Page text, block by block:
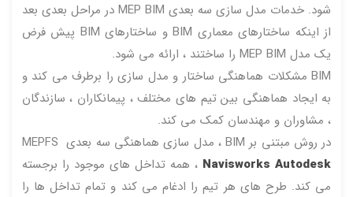
شود. خدمات مدل سازی سه بعدی MEP BIM در مراحل بعدی بعد
از اینکه ساختارهای معماری BIM و ساختارهای BIM پیش فرض
یک مدل MEP BIM را ساختند ، ارائه می شود.
BIM مشکلات هماهنگی ساختار و مدل سازی را برطرف می کند و
به ایجاد هماهنگی بین تیم های مختلف ، پیمانکاران ، سازندگان
، مشاوران و مهندسان کمک می کند.
در روش مبتنی بر BIM ، مدل سازی هماهنگی سه بعدی MEPFS
Navisworks Autodesk ، همه تداخل های موجود را برجسته
می کند. طرح های هر تیم را ادغام می کند و تمام تداخل ها را